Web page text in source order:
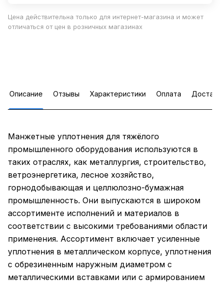
Цена действительна только для интернет-магазина и может
отличаться от цен в розничных магазинах
Описание Отзывы Характеристики Оплата
Манжетные уплотнения для тяжёлого
промышленного оборудования используются в
таких отраслях, как металлургия, строительство,
ветроэнергетика, лесное хозяйство,
горнодобывающая и целлюлозно-бумажная
промышленность. Они выпускаются в широком
ассортименте исполнений и материалов в
соответствии с высокими требованиями области
применения. Ассортимент включает усиленные
уплотнения в металлическом корпусе, уплотнения
с обрезиненным наружным диаметром с
металлическими вставками или с армированием